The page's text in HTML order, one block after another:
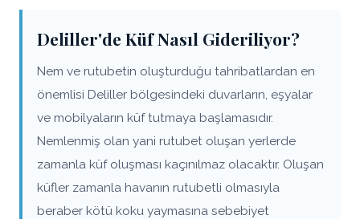
Deliller'de Küf Nasıl Gideriliyor?
Nem ve rutubetin oluşturduğu tahribatlardan en
önemlisi Deliller bölgesindeki duvarların, eşyalar
ve mobilyaların küf tutmaya başlamasıdır.
Nemlenmiş olan yani rutubet oluşan yerlerde
zamanla küf oluşması kaçınılmaz olacaktır. Oluşan
küfler zamanla havanın rutubetli olmasıyla
beraber kötü koku yaymasına sebebiyet